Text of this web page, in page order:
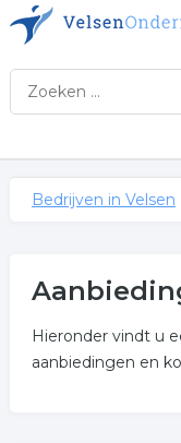
Bedrijven in Velsen
Hieronder vindt u
aanbiedingen en